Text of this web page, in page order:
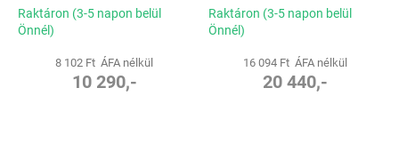
Raktáron (3-5 napon belül
Önnél)
8 102 Ft ÁFA nélkül
10 290,-
Raktáron (3-5 napon belül
Önnél)
16 094 Ft ÁFA nélkül
20 440,-